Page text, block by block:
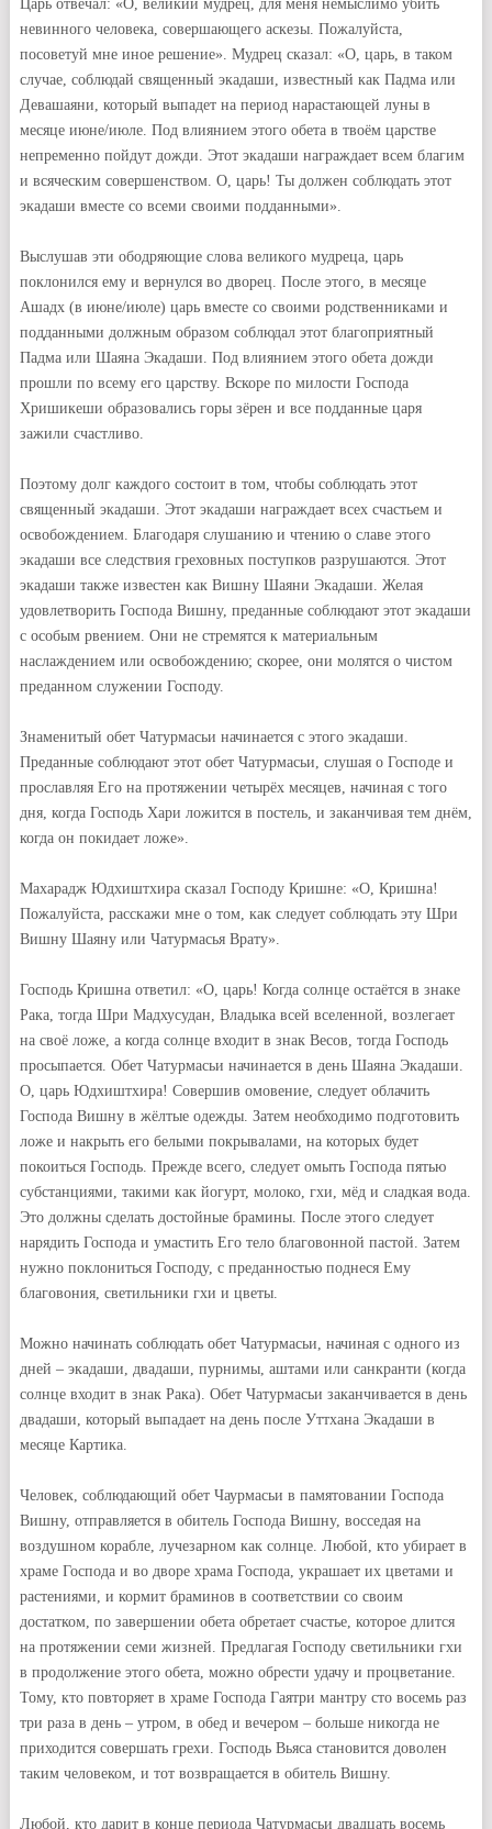
Царь отвечал: «О, великий мудрец, для меня немыслимо убить
невинного человека, совершающего аскезы. Пожалуйста,
посоветуй мне иное решение». Мудрец сказал: «О, царь, в таком
случае, соблюдай священный экадаши, известный как Падма или
Девашаяни, который выпадет на период нарастающей луны в
месяце июне/июле. Под влиянием этого обета в твоём царстве
непременно пойдут дожди. Этот экадаши награждает всем благим
и всяческим совершенством. О, царь! Ты должен соблюдать этот
экадаши вместе со всеми своими подданными».
Выслушав эти ободряющие слова великого мудреца, царь
поклонился ему и вернулся во дворец. После этого, в месяце
Ашадх (в июне/июле) царь вместе со своими родственниками и
подданными должным образом соблюдал этот благоприятный
Падма или Шаяна Экадаши. Под влиянием этого обета дожди
прошли по всему его царству. Вскоре по милости Господа
Хришикеши образовались горы зёрен и все подданные царя
зажили счастливо.
Поэтому долг каждого состоит в том, чтобы соблюдать этот
священный экадаши. Этот экадаши награждает всех счастьем и
освобождением. Благодаря слушанию и чтению о славе этого
экадаши все следствия греховных поступков разрушаются. Этот
экадаши также известен как Вишну Шаяни Экадаши. Желая
удовлетворить Господа Вишну, преданные соблюдают этот экадаши
с особым рвением. Они не стремятся к материальным
наслаждением или освобождению; скорее, они молятся о чистом
преданном служении Господу.
Знаменитый обет Чатурмасьи начинается с этого экадаши.
Преданные соблюдают этот обет Чатурмасьи, слушая о Господе и
прославляя Его на протяжении четырёх месяцев, начиная с того
дня, когда Господь Хари ложится в постель, и заканчивая тем днём,
когда он покидает ложе».
Махарадж Юдхиштхира сказал Господу Кришне: «О, Кришна!
Пожалуйста, расскажи мне о том, как следует соблюдать эту Шри
Вишну Шаяну или Чатурмасья Врату».
Господь Кришна ответил: «О, царь! Когда солнце остаётся в знаке
Рака, тогда Шри Мадхусудан, Владыка всей вселенной, возлегает
на своё ложе, а когда солнце входит в знак Весов, тогда Господь
просыпается. Обет Чатурмасьи начинается в день Шаяна Экадаши.
О, царь Юдхиштхира! Совершив омовение, следует облачить
Господа Вишну в жёлтые одежды. Затем необходимо подготовить
ложе и накрыть его белыми покрывалами, на которых будет
покоиться Господь. Прежде всего, следует омыть Господа пятью
субстанциями, такими как йогурт, молоко, гхи, мёд и сладкая вода.
Это должны сделать достойные брамины. После этого следует
нарядить Господа и умастить Его тело благовонной пастой. Затем
нужно поклониться Господу, с преданностью поднеся Ему
благовония, светильники гхи и цветы.
Можно начинать соблюдать обет Чатурмасьи, начиная с одного из
дней – экадаши, двадаши, пурнимы, аштами или санкранти (когда
солнце входит в знак Рака). Обет Чатурмасьи заканчивается в день
двадаши, который выпадает на день после Уттхана Экадаши в
месяце Картика.
Человек, соблюдающий обет Чаурмасьи в памятовании Господа
Вишну, отправляется в обитель Господа Вишну, восседая на
воздушном корабле, лучезарном как солнце. Любой, кто убирает в
храме Господа и во дворе храма Господа, украшает их цветами и
растениями, и кормит браминов в соответствии со своим
достатком, по завершении обета обретает счастье, которое длится
на протяжении семи жизней. Предлагая Господу светильники гхи
в продолжение этого обета, можно обрести удачу и процветание.
Тому, кто повторяет в храме Господа Гаятри мантру сто восемь раз
три раза в день – утром, в обед и вечером – больше никогда не
приходится совершать грехи. Господь Вьяса становится доволен
таким человеком, и тот возвращается в обитель Вишну.
Любой, кто дарит в конце периода Чатурмасьи двадцать восемь